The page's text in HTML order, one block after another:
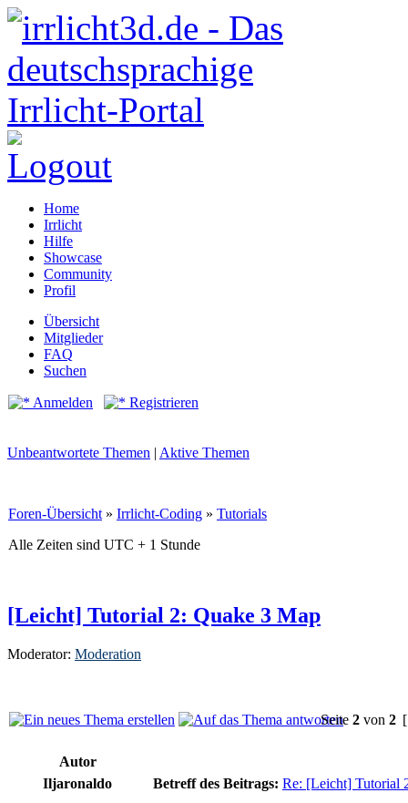
Home
Irrlicht
Hilfe
Showcase
Community
Profil
Übersicht
Mitglieder
FAQ
Suchen
Anmelden Registrieren
Unbeantwortete Themen | Aktive Themen
Foren-Übersicht » Irrlicht-Coding » Tutorials
Alle Zeiten sind UTC + 1 Stunde
[Leicht] Tutorial 2: Quake 3 Map
Moderator: Moderation
Seite 2 von 2
Autor
Iljaronaldo
Betreff des Beitrags: Re: [Leicht] Tutorial